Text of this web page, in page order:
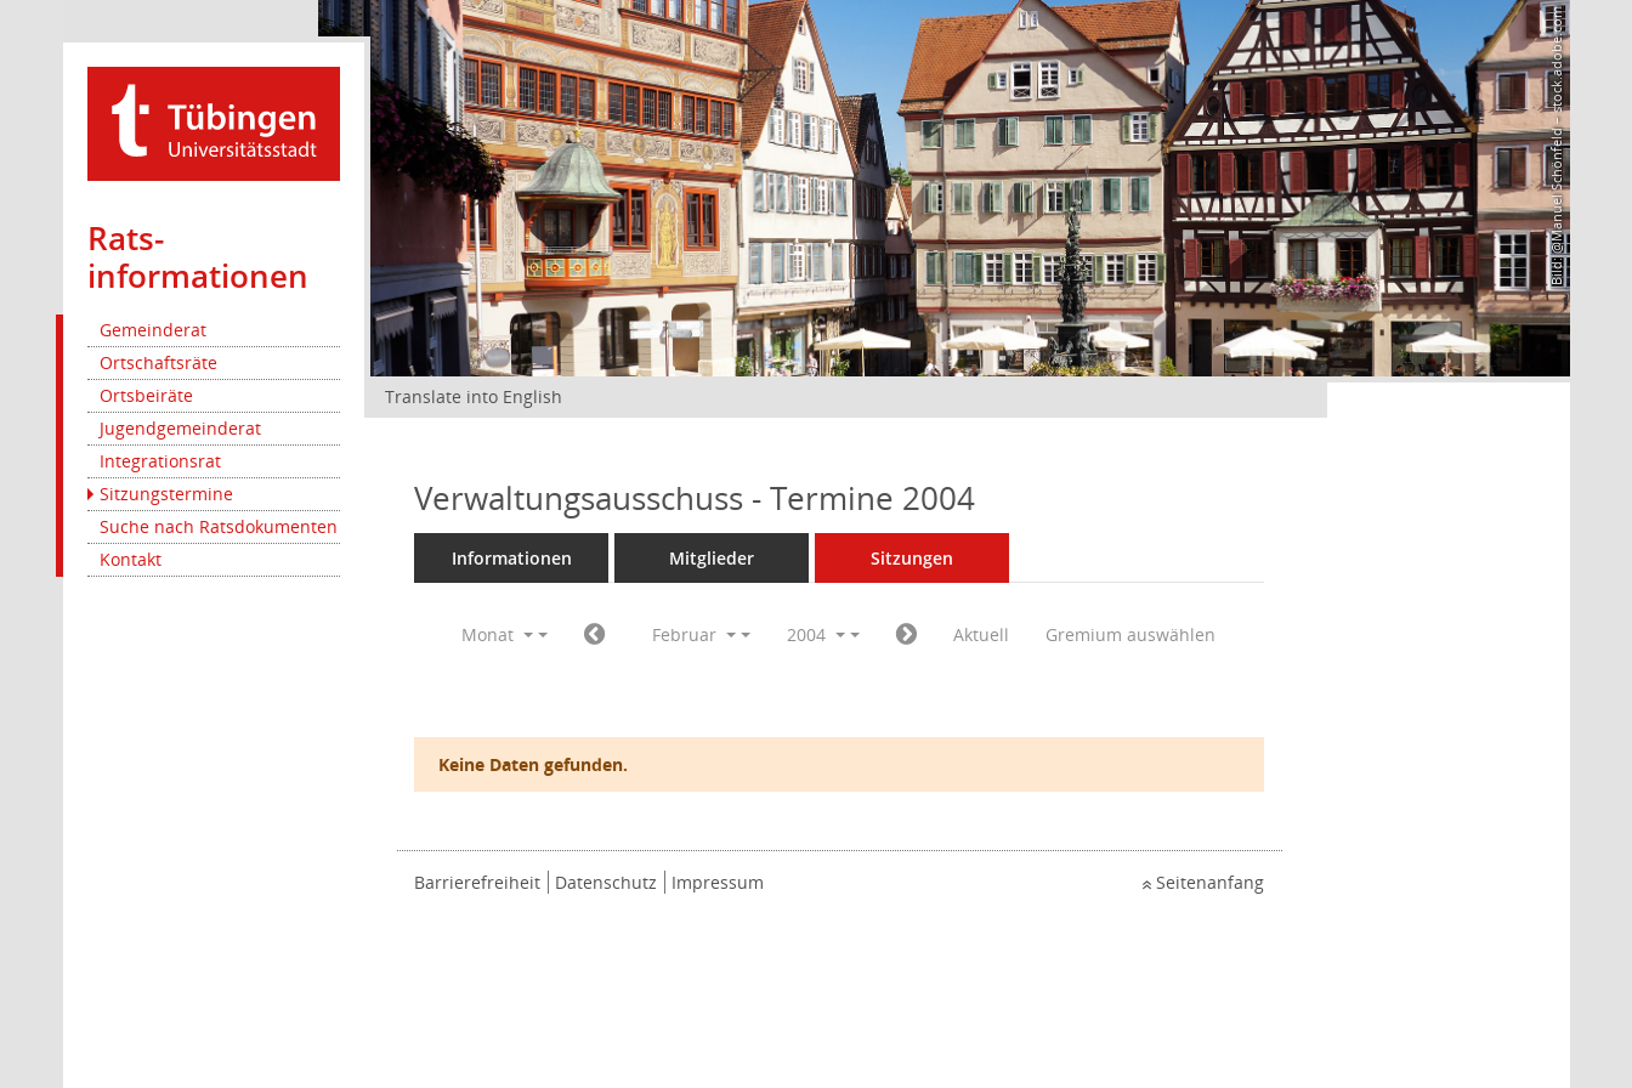
Rats­
informationen
Gemeinderat
Ortschaftsräte
Ortsbeiräte
Jugendgemeinderat
Integrationsrat
Sitzungstermine
Suche nach Ratsdokumenten
Kontakt
Bild: @Manuel Schönfeld – stock.adobe.com
Translate into English
Verwaltungsausschuss - Termine 2004
Informationen Mitglieder Sitzungen
Monat Februar 2004 Aktuell Gremium auswählen
Keine Daten gefunden.
Barrierefreiheit Datenschutz Impressum Seitenanfang